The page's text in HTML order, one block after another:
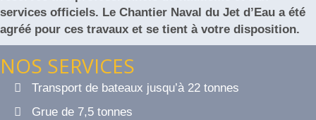
services officiels. Le Chantier Naval du Jet d’Eau a été
agréé pour ces travaux et se tient à votre disposition.
NOS SERVICES
Transport de bateaux jusqu’à 22 tonnes
Grue de 7,5 tonnes